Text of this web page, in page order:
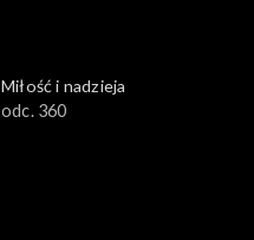
Miłość i nadzieja
odc. 360